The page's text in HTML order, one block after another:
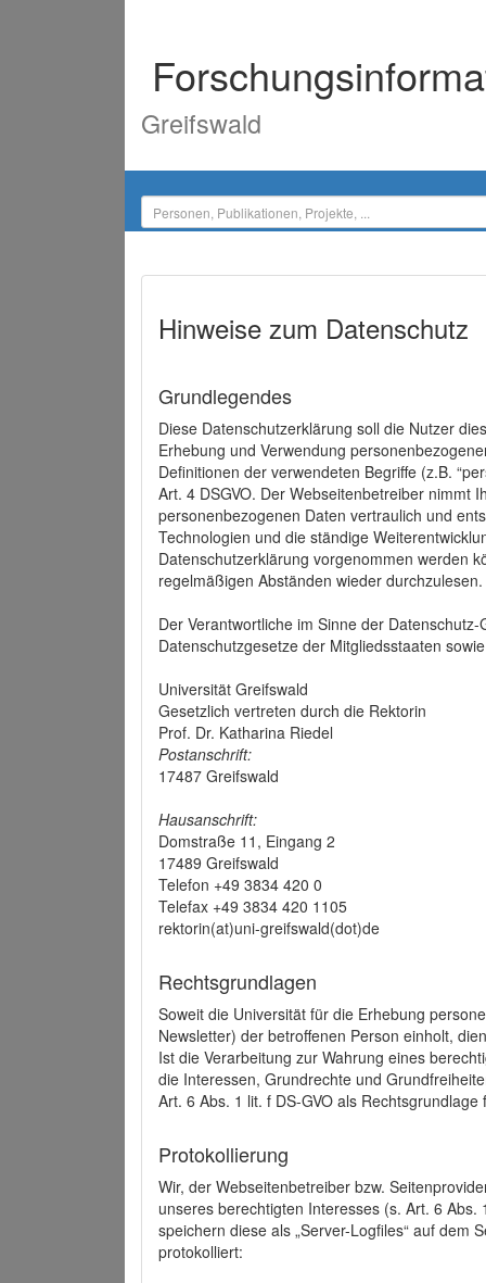
Greifswald
Hinweise zum Datenschutz
Grundlegendes
Diese Datenschutzerklärung soll die Nutzer
Erhebung und Verwendung
Definitionen der verwendeten Begriffe (z.B.
Art. 4 DSGVO. Der Webseitenbetreiber nimmt
personenbezogenen Daten vertraulich und
Technologien und die ständige
Datenschutzerklärung vorgenommen werden
regelmäßigen Abständen wieder durchzulesen.
Der Verantwortliche im Sinne der
Datenschutzgesetze der Mitgliedsstaaten
Universität Greifswald
Gesetzlich vertreten durch die Rektorin
Prof. Dr. Katharina Riedel
Postanschrift:
17487 Greifswald
Hausanschrift:
Domstraße 11, Eingang 2
17489 Greifswald
Telefon +49 3834 420 0
Telefax +49 3834 420 1105
rektorin(at)uni-greifswald(dot)de
Rechtsgrundlagen
Soweit die Universität für die Erhebung
Newsletter) der betroffenen Person einholt,
Ist die Verarbeitung zur Wahrung eines
die Interessen, Grundrechte und
Art. 6 Abs. 1 lit. f DS-GVO als
Protokollierung
Wir, der Webseitenbetreiber bzw.
unseres berechtigten Interesses (s. Art. 6
speichern diese als „Server-Logfiles“ auf dem
protokolliert: